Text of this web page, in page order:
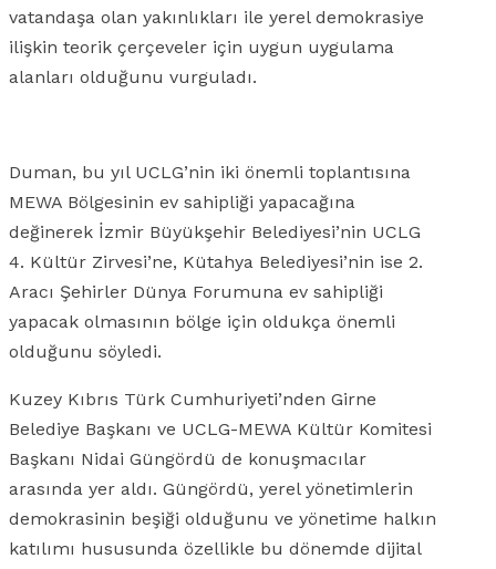
vatandaşa olan yakınlıkları ile yerel demokrasiye
ilişkin teorik çerçeveler için uygun uygulama
alanları olduğunu vurguladı.
Duman, bu yıl UCLG’nin iki önemli toplantısına
MEWA Bölgesinin ev sahipliği yapacağına
değinerek İzmir Büyükşehir Belediyesi’nin UCLG
4. Kültür Zirvesi’ne, Kütahya Belediyesi’nin ise 2.
Aracı Şehirler Dünya Forumuna ev sahipliği
yapacak olmasının bölge için oldukça önemli
olduğunu söyledi.
Kuzey Kıbrıs Türk Cumhuriyeti’nden Girne
Belediye Başkanı ve UCLG-MEWA Kültür Komitesi
Başkanı Nidai Güngördü de konuşmacılar
arasında yer aldı. Güngördü, yerel yönetimlerin
demokrasinin beşiği olduğunu ve yönetime halkın
katılımı hususunda özellikle bu dönemde dijital